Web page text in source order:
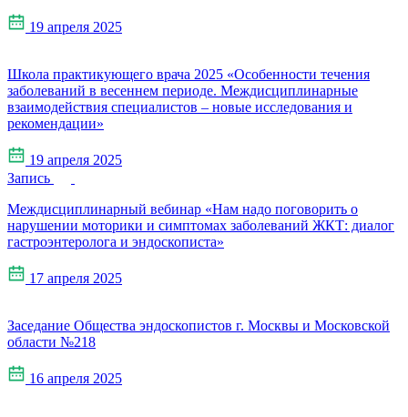
19 апреля 2025
Школа практикующего врача 2025 «Особенности течения
заболеваний в весеннем периоде. Междисциплинарные
взаимодействия специалистов – новые исследования и
рекомендации»
19 апреля 2025
Запись
Междисциплинарный вебинар «Нам надо поговорить о
нарушении моторики и симптомах заболеваний ЖКТ: диалог
гастроэнтеролога и эндоскописта»
17 апреля 2025
Заседание Общества эндоскопистов г. Москвы и Московской
области №218
16 апреля 2025